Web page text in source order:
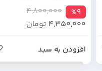
%9
4,800,000
4,350,000 تومان
افزودن به سبد